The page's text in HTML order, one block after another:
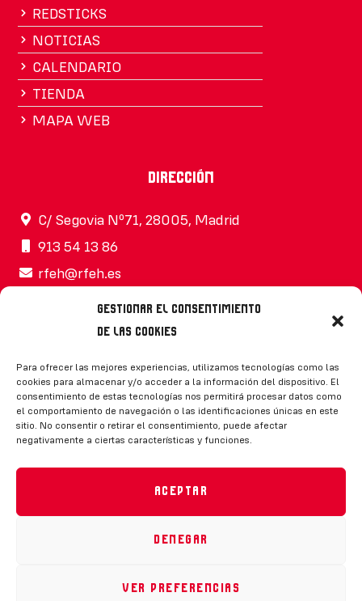
Gestionar el consentimiento
de las cookies
Para ofrecer las mejores experiencias, utilizamos tecnologías como las
cookies para almacenar y/o acceder a la información del dispositivo. El
consentimiento de estas tecnologías nos permitirá procesar datos como
el comportamiento de navegación o las identificaciones únicas en este
sitio. No consentir o retirar el consentimiento, puede afectar
negativamente a ciertas características y funciones.
Aceptar
Denegar
Ver preferencias
REDSTICKS
NOTICIAS
CALENDARIO
TIENDA
MAPA WEB
Dirección
C/ Segovia Nº71, 28005, Madrid
913 54 13 86
rfeh@rfeh.es
Síguenos